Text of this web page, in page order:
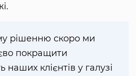
рішенню скоро ми
покращити
наших клієнтів у галузі